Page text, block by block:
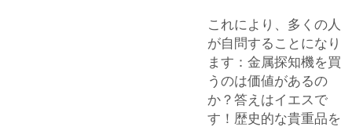
これにより、多くの人
が自問することになり
ます：金属探知機を買
うのは価値があるの
か？答えはイエスで
す！歴史的な貴重品を